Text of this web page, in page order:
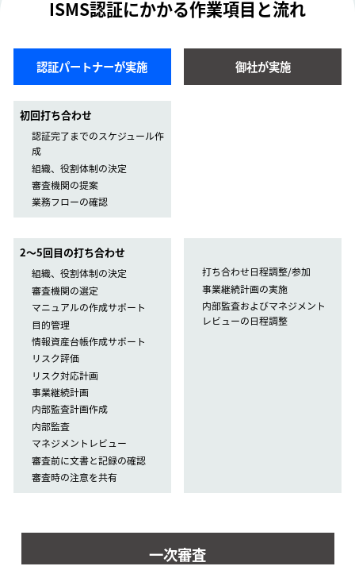
ISMS認証にかかる作業項目と流れ
認証パートナーが実施 御社が実施
初回打ち合わせ
認証完了までのスケジュール作
成
組織、役割体制の決定
審査機関の提案
業務フローの確認
2〜5回目の打ち合わせ
組織、役割体制の決定
審査機関の選定
マニュアルの作成サポート
目的管理
情報資産台帳作成サポート
リスク評価
リスク対応計画
事業継続計画
内部監査計画作成
内部監査
マネジメントレビュー
審査前に文書と記録の確認
審査時の注意を共有
打ち合わせ日程調整/参加
事業継続計画の実施
内部監査およびマネジメント
レビューの日程調整
一次審査